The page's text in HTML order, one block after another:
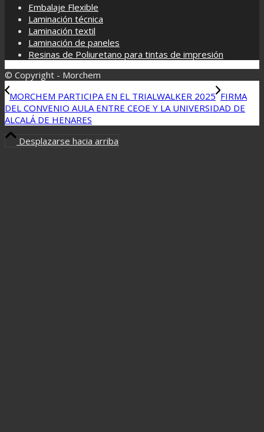
Embalaje Flexible
Laminación técnica
Laminación textil
Laminación de paneles
Resinas de Poliuretano para tintas de impresión
© Copyright - Morchem
MORCHEM PARTICIPA EN EL TRIALWALKER 2025 FIRMA
DEL CONVENIO AULA ENTRE CEOE Y LA UNIVERSIDAD DE
ALCALÁ DE HENARES
Desplazarse hacia arriba